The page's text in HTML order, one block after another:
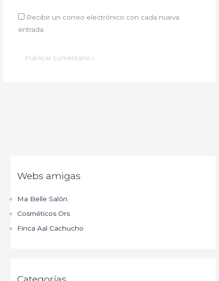
Recibir un correo electrónico con cada nueva
entrada.
Webs amigas
Ma Belle Salón
Cosméticos Ors
Finca Aal Cachucho